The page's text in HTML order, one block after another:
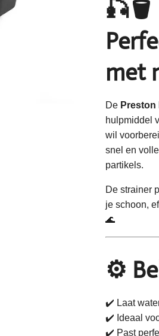
🎣🪣
met
De Preston
hulpmiddel
wil
snel en
partikels.
De strainer
je schoon,
🌊
⚙️
✔️ Laat
✔️ Ideaal
✔️ Past